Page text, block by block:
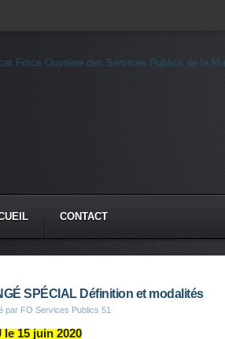
CONTACT
SPÉCIAL Définition et modalités
par FO Services Publics 51
le 15 juin 2020